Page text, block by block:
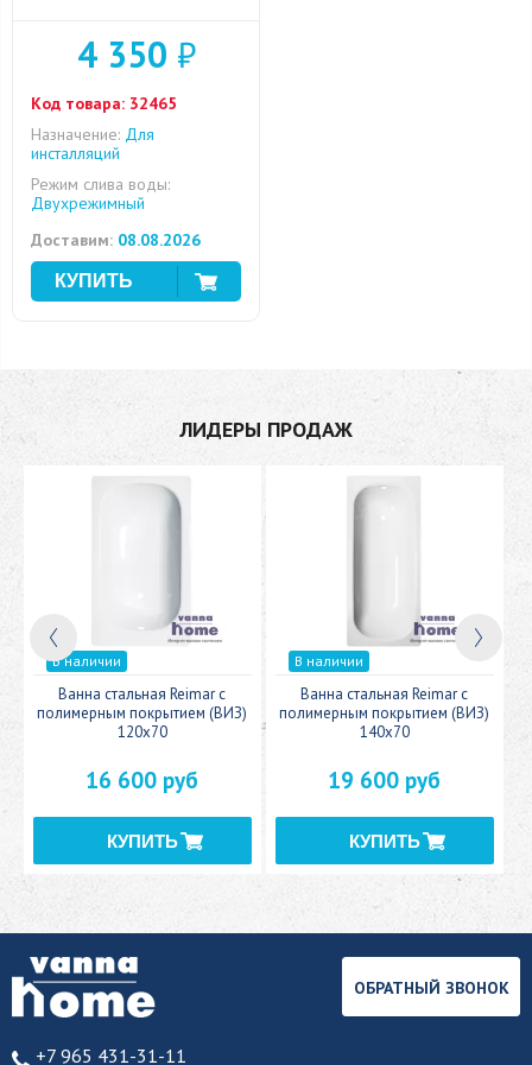
4 350 ₽
Код товара: 32465
Назначение: Для
инсталляций
Режим слива воды:
Двухрежимный
Доставим: 08.08.2026
ЛИДЕРЫ ПРОДАЖ
В наличии
Ванна стальная Reimar с
полимерным покрытием (ВИЗ)
120x70
16 600 руб
В наличии
Ванна стальная Reimar с
полимерным покрытием (ВИЗ)
140x70
19 600 руб
+7 965 431-31-11
ОБРАТНЫЙ ЗВОНОК